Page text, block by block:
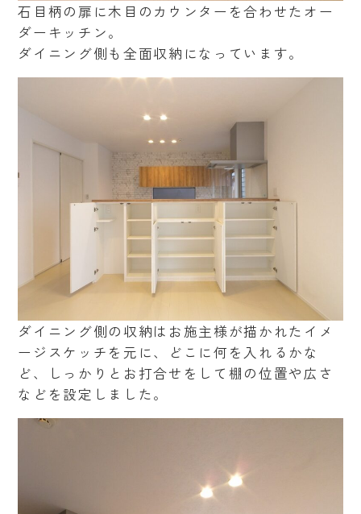
石目柄の扉に木目のカウンターを合わせたオー
ダーキッチン。
ダイニング側も全面収納になっています。
ダイニング側の収納はお施主様が描かれたイメ
ージスケッチを元に、どこに何を入れるかな
ど、しっかりとお打合せをして棚の位置や広さ
などを設定しました。